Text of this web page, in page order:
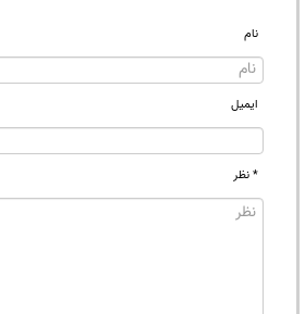
نام
ایمیل
* نظر